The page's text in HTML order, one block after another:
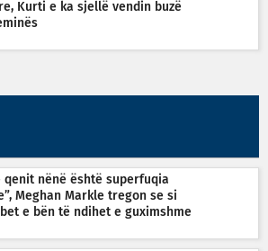
Kurti e ka sjellë vendin buzë
qenit nënë është superfuqia
Meghan Markle tregon se si
e bën të ndihet e guximshme